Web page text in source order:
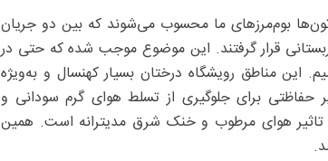
بوم‌مرزهای ما محسوب می‌شوند که بین دو جریان
قرار گرفتند. این موضوع موجب شده که حتی در
باشیم. این مناطق رویشگاه درختان بسیار کهنسال و به‌ویژه
برای جلوگیری از تسلط هوای گرم سودانی و
تاثیر هوای مرطوب و خنک شرق مدیترانه است. همین